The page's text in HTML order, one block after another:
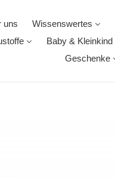
uns Wissenswertes
Baby & Kleinkind
Geschenke